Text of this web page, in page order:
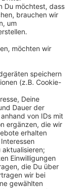
bevorzugt aber
ohne
einen
unberechtigt
an der
und
in